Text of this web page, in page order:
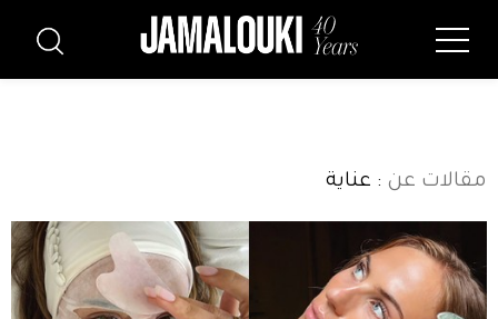
مقالات عن : عناية